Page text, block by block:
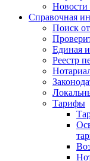
Новости
Справочная
Поиск
Единая
Реестр
Тарифы